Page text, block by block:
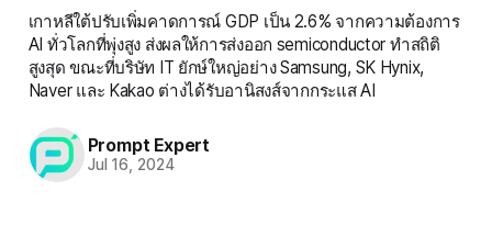
เกาหลีใต้ปรับเพิ่มคาดการณ์ GDP เป็น 2.6% จากความต้องการ
AI ทั่วโลกที่พุ่งสูง ส่งผลให้การส่งออก semiconductor ทำสถิติ
สูงสุด ขณะที่บริษัท IT ยักษ์ใหญ่อย่าง Samsung, SK Hynix,
Naver และ Kakao ต่างได้รับอานิสงส์จากกระแส AI
Prompt Expert
Jul 16, 2024